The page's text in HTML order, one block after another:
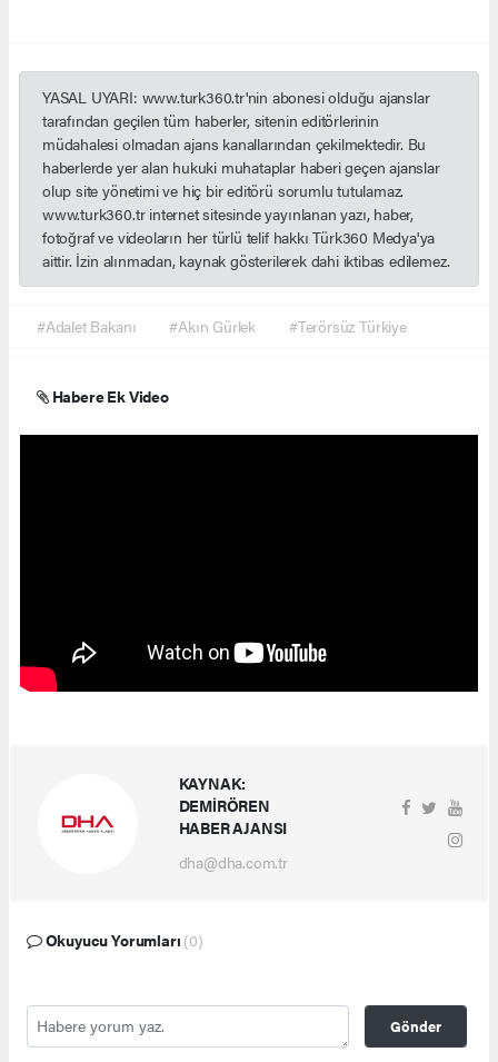
YASAL UYARI: www.turk360.tr'nin abonesi olduğu ajanslar
tarafından geçilen tüm haberler, sitenin editörlerinin
müdahalesi olmadan ajans kanallarından çekilmektedir. Bu
haberlerde yer alan hukuki muhataplar haberi geçen ajanslar
olup site yönetimi ve hiç bir editörü sorumlu tutulamaz.
www.turk360.tr internet sitesinde yayınlanan yazı, haber,
fotoğraf ve videoların her türlü telif hakkı Türk360 Medya'ya
aittir. İzin alınmadan, kaynak gösterilerek dahi iktibas edilemez.
#Adalet Bakanı #Akın Gürlek #Terörsüz Türkiye
Habere Ek Video
KAYNAK:
DEMİRÖREN
HABER AJANSI
dha@dha.com.tr
Okuyucu Yorumları (0)
Gönder